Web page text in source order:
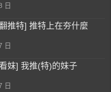
日
推特] 推特上在夯什麼
日
妹] 我推(特)的妹子
日